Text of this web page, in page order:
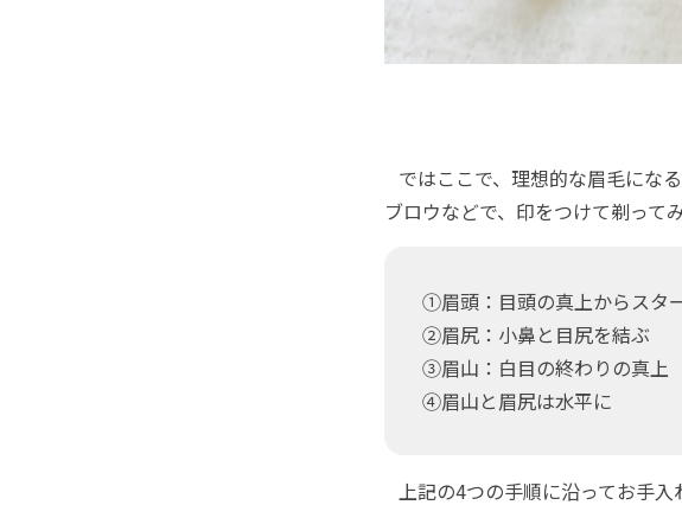
ではここで、理想的な眉毛にな
ブロウなどで、印をつけて剃って
①眉頭：目頭の真上からスタ
②眉尻：小鼻と目尻を結ぶ
③眉山：白目の終わりの真上
④眉山と眉尻は水平に
上記の4つの手順に沿ってお手入